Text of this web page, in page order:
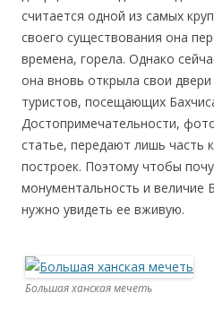
считается одной из самых
своего существования она
времена, горела. Однако
она вновь открыла свои
туристов, посещающих
Достопримечательности,
статье, передают лишь часть
построек. Поэтому чтобы
монументальность и величие
нужно увидеть ее вживую.
Большая ханская мечеть